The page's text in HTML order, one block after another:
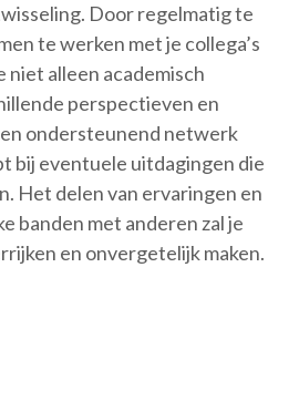
Door regelmatig te
te werken met je collega’s
niet alleen academisch
perspectieven en
ondersteunend netwerk
bij eventuele uitdagingen die
Het delen van ervaringen en
banden met anderen zal je
en onvergetelijk maken.